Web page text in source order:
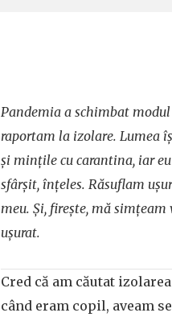
Pandemia a schimbat
raportam la izolare. Lumea
și mințile cu carantina, iar
sfârșit, înțeles. Răsuflam
meu. Și, firește, mă
ușurat.
Cred că am căutat
când eram copil, aveam